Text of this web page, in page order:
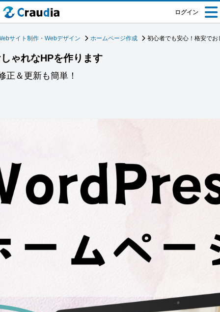
ログイン
サイト制作・Webデザイン ホームページ作成 初心者でも安心！格安で
ゃれなHPを作ります
正＆更新も簡単！